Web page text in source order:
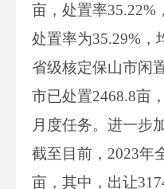
亩，处置率35.22%
处置率为35.29%，
省级核定保山市闲
市已处置2468.8亩
月度任务。进一步
截至目前，2023年
亩，其中，出让